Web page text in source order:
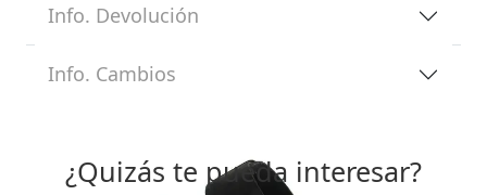
Info. Devolución
Info. Cambios
¿Quizás te pueda interesar?